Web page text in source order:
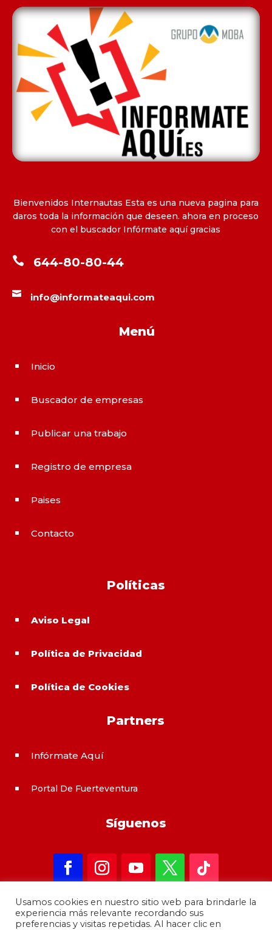
Bienvenidos Internautas Esta es una nueva pagina para
daros toda la información que deseen. ahora en proceso
con el buscador Infórmate aquí gracias
 644-80-80-44
 info@informateaqui.com
Menú
^ Inicio
^ Buscador de empresas
^ Publicar una trabajo
^ Registro de empresa
^ Paises
^ Contacto
Políticas
^ Aviso Legal
^ Política de Privacidad
^ Política de Cookies
Partners
^ Infórmate Aquí
^ Portal De Fuerteventura
Síguenos
Usamos cookies en nuestro sitio web para brindarle la
experiencia más relevante recordando sus
preferencias y visitas repetidas. Al hacer clic en